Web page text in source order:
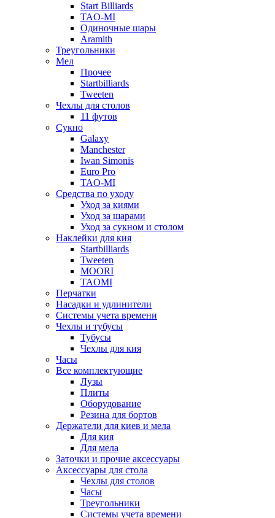
Start Billiards
TAO-MI
Одиночные шары
Aramith
Треугольники
Мел
Прочее
Startbilliards
Tweeten
Чехлы для столов
11 футов
Сукно
Galaxy
Manchester
Iwan Simonis
Euro Pro
TAO-MI
Средства по уходу
Уход за киями
Уход за шарами
Уход за сукном и столом
Наклейки для кия
Startbilliards
Tweeten
MOORI
TAOMI
Перчатки
Насадки и удлинители
Системы учета времени
Чехлы и тубусы
Тубусы
Чехлы для кия
Часы
Все комплектующие
Лузы
Плиты
Оборудование
Резина для бортов
Держатели для киев и мела
Для кия
Для мела
Заточки и прочие аксессуары
Аксессуары для стола
Чехлы для столов
Часы
Треугольники
Системы учета времени